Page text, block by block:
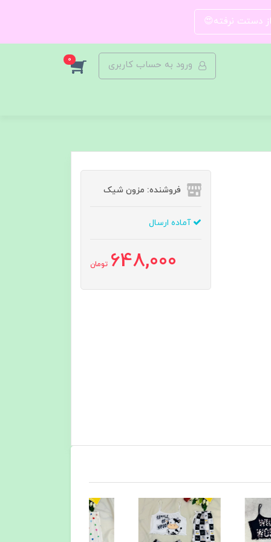
از دستت نرفته😍
ورود به حساب کاربری 0
فروشنده: مزون شیک
آماده ارسال
648,000 تومان